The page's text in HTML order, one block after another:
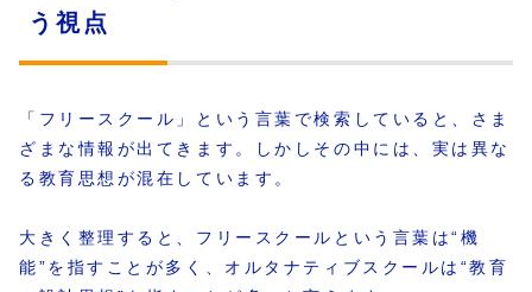
う視点
「フリースクール」という言葉で検索していると、さま
ざまな情報が出てきます。しかしその中には、実は異な
る教育思想が混在しています。
大きく整理すると、フリースクールという言葉は“機
能”を指すことが多く、オルタナティブスクールは“教育